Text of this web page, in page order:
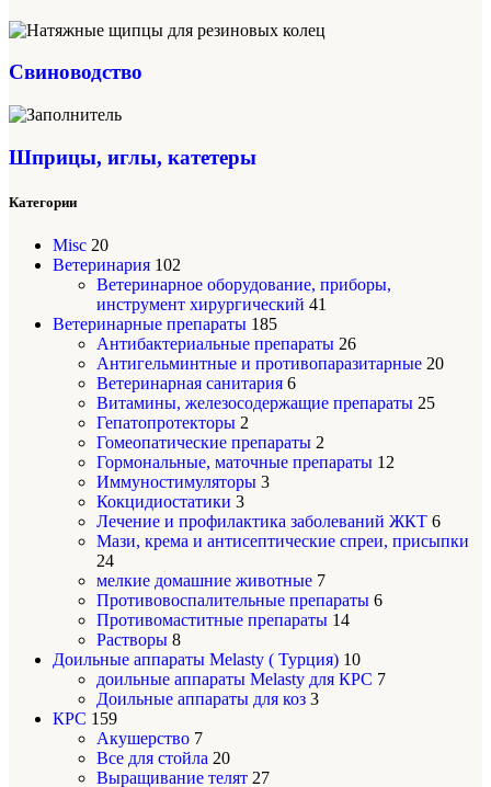
Свиноводство
Шприцы, иглы, катетеры
Категории
Misc 20
Ветеринария 102
Ветеринарное оборудование, приборы,
инструмент хирургический 41
Ветеринарные препараты 185
Антибактериальные препараты 26
Антигельминтные и противопаразитарные 20
Ветеринарная санитария 6
Витамины, железосодержащие препараты 25
Гепатопротекторы 2
Гомеопатические препараты 2
Гормональные, маточные препараты 12
Иммуностимуляторы 3
Кокцидиостатики 3
Лечение и профилактика заболеваний ЖКТ 6
Мази, крема и антисептические спреи, присыпки
24
мелкие домашние животные 7
Противовоспалительные препараты 6
Противомаститные препараты 14
Растворы 8
Доильные аппараты Melasty ( Турция) 10
доильные аппараты Melasty для КРС 7
Доильные аппараты для коз 3
КРС 159
Акушерство 7
Все для стойла 20
Выращивание телят 27